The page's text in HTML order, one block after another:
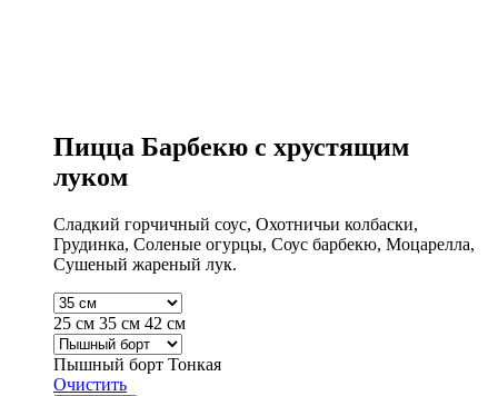
Пицца Барбекю с хрустящим
луком
Сладкий горчичный соус, Охотничьи колбаски,
Грудинка, Соленые огурцы, Соус барбекю, Моцарелла,
Сушеный жареный лук.
25 см 35 см 42 см
Пышный борт Тонкая
Очистить